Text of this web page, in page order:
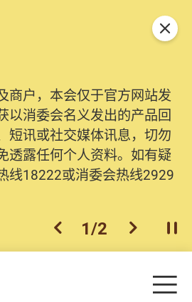
商户，本会仅于官方网站发
以消委会名义发出的产品回
短讯或社交媒体讯息，切勿
透露任何个人资料。如有疑
线18222或消委会热线2929
上一个
1/2 下一个开
关闭
目